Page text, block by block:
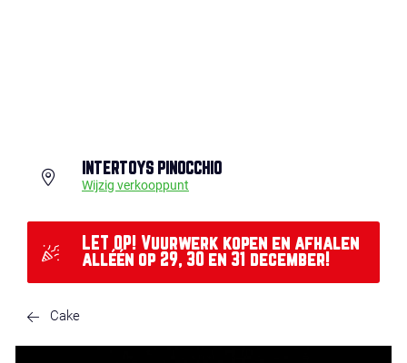
INTERTOYS PINOCCHIO
Wijzig verkooppunt
LET OP! Vuurwerk kopen en afhalen
alléén op 29, 30 en 31 december!
Cake